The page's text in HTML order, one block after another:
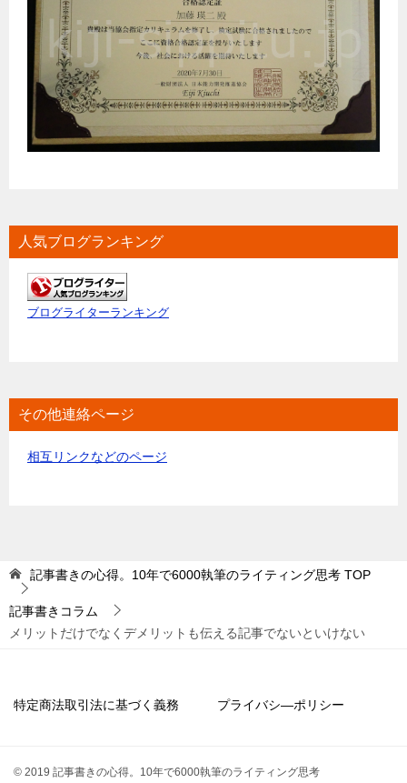
人気ブログランキング
ブログライターランキング
その他連絡ページ
相互リンクなどのページ
記事書きの心得。10年で6000執筆のライティング思考 TOP
記事書きコラム
メリットだけでなくデメリットも伝える記事でないといけない
特定商法取引法に基づく義務 プライバシ―ポリシー
© 2019 記事書きの心得。10年で6000執筆のライティング思考